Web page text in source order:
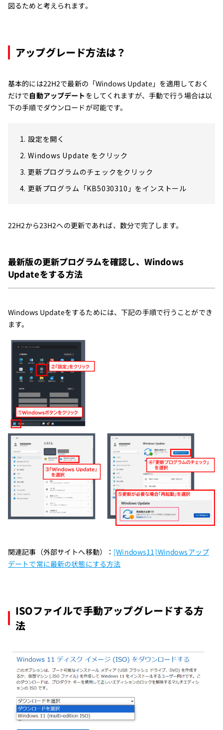
図るためと考えられます。
アップグレード方法は？
基本的には22H2で最新の「Windows Update」を適用しておく
だけで自動アップデートをしてくれますが、手動で行う場合は以
下の手順でダウンロードが可能です。
設定を開く
Windows Update をクリック
更新プログラムのチェックをクリック
更新プログラム「KB5030310」をインストール
22H2から23H2への更新であれば、数分で完了します。
最新版の更新プログラムを確認し、Windows
Updateをする方法
Windows Updateをするためには、下記の手順で行うことができ
ます。
関連記事（外部サイトへ移動）： [Windows11]Windowsアップ
デートで常に最新の状態にする方法
ISOファイルで手動アップグレードする方
法